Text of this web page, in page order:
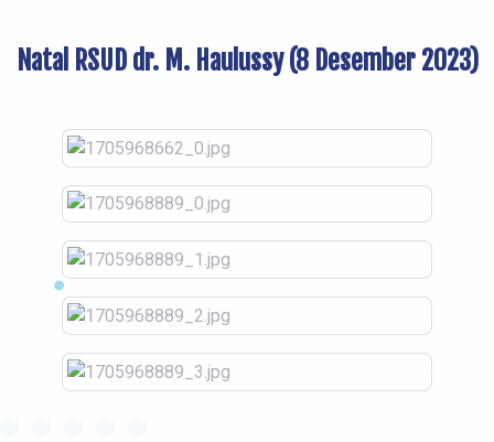
Natal RSUD dr. M. Haulussy (8 Desember 2023)